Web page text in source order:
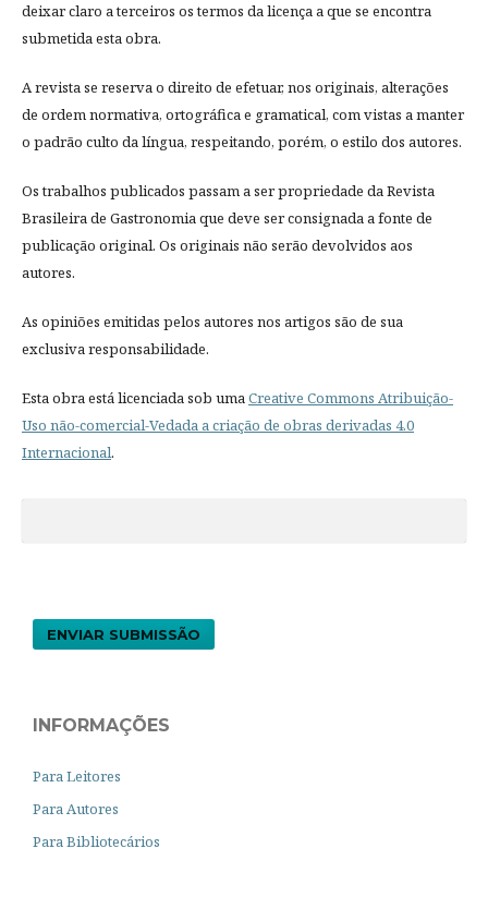
deixar claro a terceiros os termos da licença a que se encontra
submetida esta obra.
A revista se reserva o direito de efetuar, nos originais, alterações
de ordem normativa, ortográfica e gramatical, com vistas a manter
o padrão culto da língua, respeitando, porém, o estilo dos autores.
Os trabalhos publicados passam a ser propriedade da Revista
Brasileira de Gastronomia que deve ser consignada a fonte de
publicação original. Os originais não serão devolvidos aos
autores.
As opiniões emitidas pelos autores nos artigos são de sua
exclusiva responsabilidade.
Esta obra está licenciada sob umaCreative Commons Atribuição-
Uso não-comercial-Vedada a criação de obras derivadas 4.0
Internacional.
ENVIAR SUBMISSÃO
INFORMAÇÕES
Para Leitores
Para Autores
Para Bibliotecários